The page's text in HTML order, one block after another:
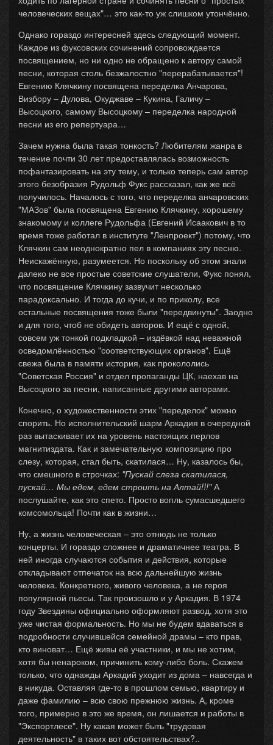
человеческих вещах"… это как-то уж слишком утончённо.
Однако гораздо интересней здесь следующий момент.
Каждое из фуксовских сочинений сопровождается
посвящением, но ни одно не обращено к автору самой
песни, которая столь безжалостно "перерабатывается"!
Евгению Клячкину посвящена переделка Анчарова,
Визбору – Дулова, Окуджаве – Кукина, Галичу –
Высоцкого, самому Высоцкому – переделка народной
песни из его репертуара…
Зачем нужна была такая тонкость? Любителям жанра в
течение почти 30 лет предоставлялась возможность
пофантазировать на эту тему, и только теперь сам автор
этого безобразия Рудольф Фукс рассказал, как же всё
получилось. Началось с того, что переделка анчаровских
"МАЗов" была посвящена Евгению Клячкину, хорошему
знакомому и коллеге Рудольфа (Евгений Исаакович в то
время тоже работал в институте "Ленпроект") потому, что
Клячкин сам неоднократно пел в компаниях эту песню.
Неискажённую, разумеется. Но поскольку об этом знали
далеко не все простые советские слушатели, Фукс понял,
что посвящение Клячкину зазвучит несколько
парадоксально. И тогда до кучи, и по приколу, все
остальные посвящения тоже были "передвинуты". Заодно
и для того, чтоб не обидеть авторов. И ещё с одной,
совсем уж тонкой подкладкой – издёвкой над неважной
осведомлённостью "соответствующих органов". Ещё
свежа была в памяти история, как прокололись
"Советская Россия" и отдел пропаганды ЦК, наехав на
Высоцкого за песни, написанные другими авторами.
Конечно, о художественности этих "переделок" можно
спорить. Но исполнительский шарм Аркадия в очередной
раз вытаскивает их на уровень настоящих перлов
магнитиздата. Как и замечательную композицию про
слезу, которая, стал быть, скатилася… Ну, казалось бы,
что смешного в строчках: "Пускай слеза скатилася,
пускай… Мы едем, едем строить на Алтай!!!"А
послушайте, как это спето. Просто вопль сумасшедшего
комсомольца! Почти как в жизни…
Ну, а жизнь человеческая – это отнюдь не только
концерты. И гораздо сложнее и драматичнее театра. В
ней иногда случаются события и действия, которые
откладывают отпечаток на всю дальнейшую жизнь
человека. Конкретного, живого человека, а не героя
популярной пьесы. Так произошло и у Аркадия. В 1974
году Звездины официально оформляют развод, хотя это
уже чистая формальность. Но мы не будем вдаваться в
подробности случившейся семейной драмы – кто прав,
кто виноват… Ещё живы её участники, и мы не хотим,
хотя бы ненароком, причинить кому-либо боль. Скажем
только, что однажды Аркадий уходит из дома – навсегда и
в никуда. Оставляя где-то в прошлом семью, квартиру и
даже фамилию – всю свою прежнюю жизнь. А, кроме
того, примерно в это же время, он лишается и работы в
"Экспортлесе". Ну какая может быть "трудовая
деятельность" в таких вот обстоятельствах?..